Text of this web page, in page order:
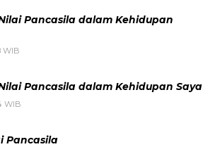
Pancasila dalam Kehidupan
WIB
Pancasila dalam Kehidupan Saya
WIB
Pancasila